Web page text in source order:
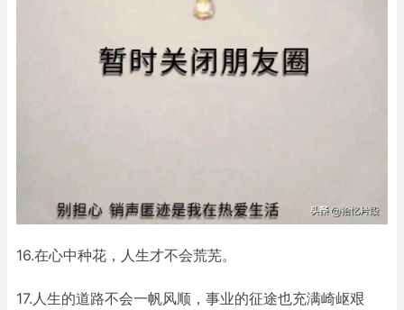
16.在心中种花，人生才不会荒芜。
17.人生的道路不会一帆风顺，事业的征途也充满崎岖艰